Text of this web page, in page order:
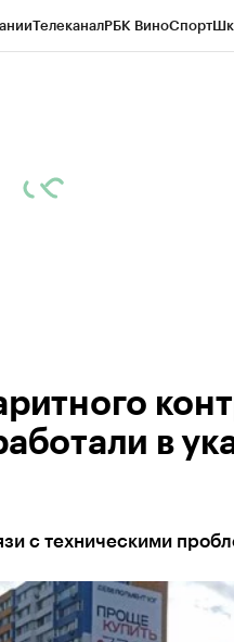
ТелеканалРБК ВиноСпорт
в
с техническими